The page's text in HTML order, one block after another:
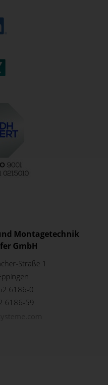
Montagetechnik
GmbH
Straße 1
6186-0
6186-59